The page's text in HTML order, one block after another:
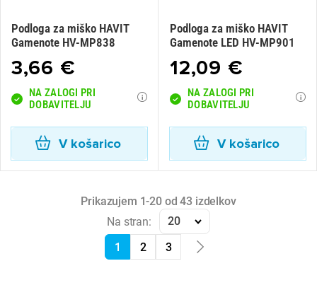
Podloga za miško HAVIT
Gamenote HV-MP838
3,66 €
NA ZALOGI PRI
DOBAVITELJU
V košarico
Podloga za miško HAVIT
Gamenote LED HV-MP901
12,09 €
NA ZALOGI PRI
DOBAVITELJU
V košarico
Prikazujem 1-20 od 43 izdelkov
Na stran:
20
1
2 3